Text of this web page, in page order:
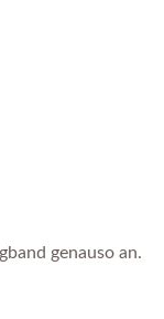
genauso an.